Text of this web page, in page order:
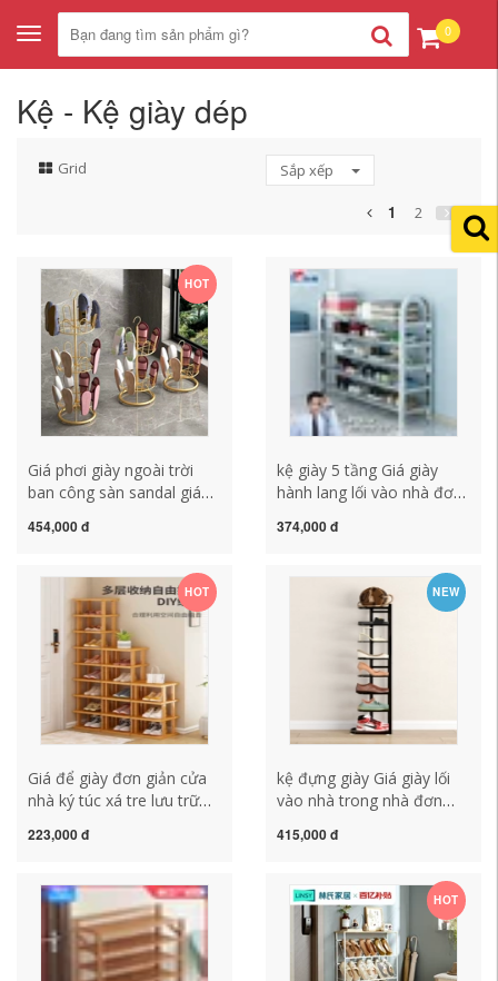
Toggle
navigation
0
Kệ - Kệ giày dép
Grid Sắp xếp
1 2
HOT
Giá phơi giày ngoài trời
ban công sàn sandal giá
giày giá phơi giày dép hiện
đẹp
454,000 đ
kệ giày 5 tầng Giá giày
hành lang lối vào nhà đơn
nhiều tầng giá giày bằng
đơn giản hiện đại kệ để
giày dép bán hàng kệ giày
thông minh 3 tầng
374,000 đ
HOT
Giá để giày đơn giản cửa
nhà ký túc xá tre lưu trữ
trữ nhiều tầng tiết kiệm
dép inox ke giày dép
223,000 đ
NEW
kệ đựng giày Giá giày lối
vào nhà trong nhà đơn
ký túc xá sinh viên tủ giày
gian lưu trữ kệ giày dép
thông minh kệ để giày
415,000 đ
HOT